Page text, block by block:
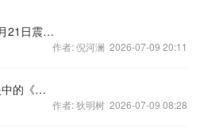
《小小魔兽》新服暴风王国1月21日震撼开启
作者: 倪河澜 2026-07-09 20:11
一沙一世界！年度访谈之我眼中的《传世挂机》
作者: 狄明树 2026-07-09 08:28